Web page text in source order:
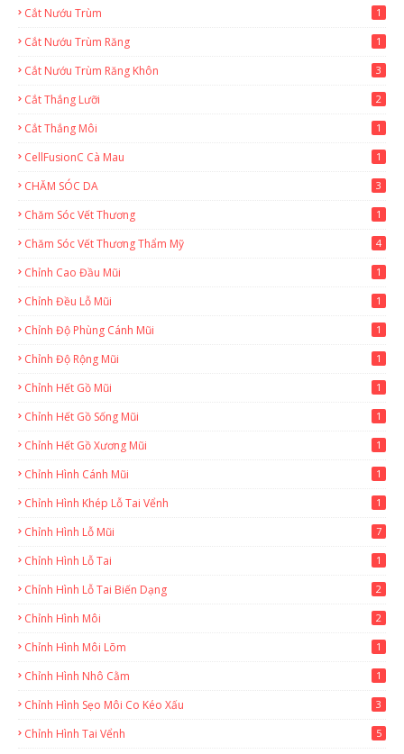
Cắt Nướu Trùm 1
Cắt Nướu Trùm Răng 1
Cắt Nướu Trùm Răng Khôn 3
Cắt Thắng Lưỡi 2
Cắt Thắng Môi 1
CellFusionC Cà Mau 1
CHĂM SÓC DA 3
Chăm Sóc Vết Thương 1
Chăm Sóc Vết Thương Thẩm Mỹ 4
Chỉnh Cao Đầu Mũi 1
Chỉnh Đều Lỗ Mũi 1
Chỉnh Độ Phùng Cánh Mũi 1
Chỉnh Độ Rộng Mũi 1
Chỉnh Hết Gồ Mũi 1
Chỉnh Hết Gồ Sống Mũi 1
Chỉnh Hết Gồ Xương Mũi 1
Chỉnh Hình Cánh Mũi 1
Chỉnh Hình Khép Lỗ Tai Vểnh 1
Chỉnh Hình Lỗ Mũi 7
Chỉnh Hình Lỗ Tai 1
Chỉnh Hình Lỗ Tai Biến Dạng 2
Chỉnh Hình Môi 2
Chỉnh Hình Môi Lõm 1
Chỉnh Hình Nhô Cằm 1
Chỉnh Hình Sẹo Môi Co Kéo Xấu 3
Chỉnh Hình Tai Vểnh 5